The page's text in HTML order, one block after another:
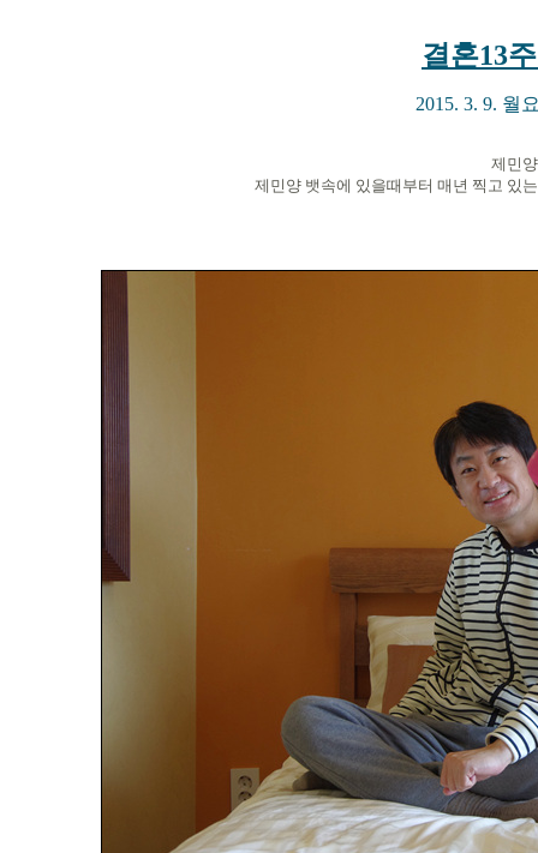
결혼13
2015. 3. 9. 월
제민
제민양 뱃속에 있을때부터 매년 찍고 있